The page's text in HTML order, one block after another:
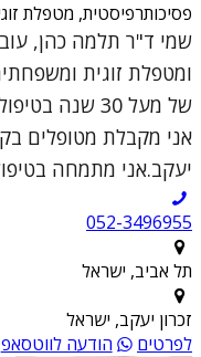
פסיכותרפיסטית, מטפלת
ומטפלת זוגית
של מעל 30
אני מקבלת מטופלים
יעקב.אני מתמחה
052-3496955
תל אביב, ישראל
זכרון יעקב, ישראל
לפרטים
הודעה לווטסאפ